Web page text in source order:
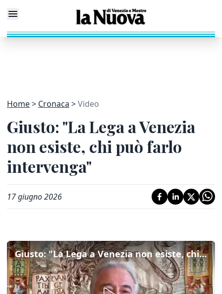
Home Cronaca Video
Giusto: "La Lega a Venezia
non esiste, chi può farlo
intervenga"
17 giugno 2026
Giusto: "La Lega a Venezia non esiste, chi può farlo intervenga"